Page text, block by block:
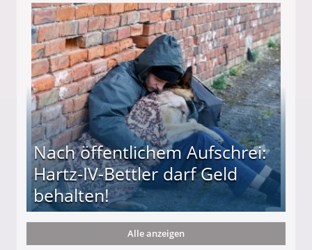
entführten seine Hündin "Hanni"!
Nach öffentlichem Aufschrei:
Hartz-IV-Bettler darf Geld
behalten!
darf Geld behalten!
Alle anzeigen